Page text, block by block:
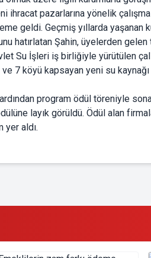
ihracat pazarlarına yönelik
geldi. Geçmiş yıllarda yaşanan
hatırlatan Şahin, üyelerden
Su İşleri iş birliğiyle yürütülen
7 köyü kapsayan yeni su
ardından program ödül töreniyle
layık görüldü. Ödül alan
yer aldı.